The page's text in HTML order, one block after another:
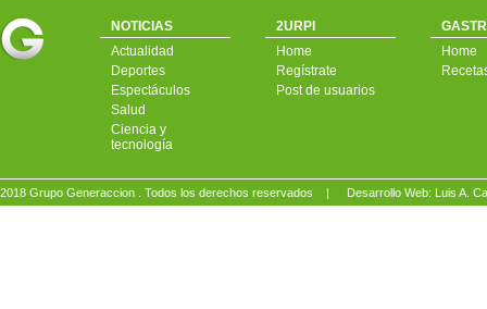
NOTICIAS
Actualidad
Deportes
Espectáculos
Salud
Ciencia y
tecnología
2URPI
Home
Regístrate
Post de usuarios
Home
2018 Grupo Generaccion . Todos los derechos reservados | Desarrollo Web: Luis